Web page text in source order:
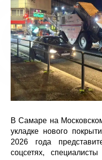
В Самаре на
укладке нового
2026 года
соцсетях,